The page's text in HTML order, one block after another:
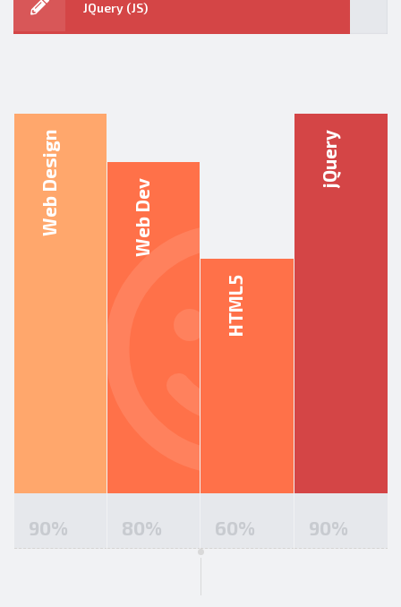
JQuery (JS)
Web Design
90%
Web Dev
80%
HTML5
60%
jQuery
90%